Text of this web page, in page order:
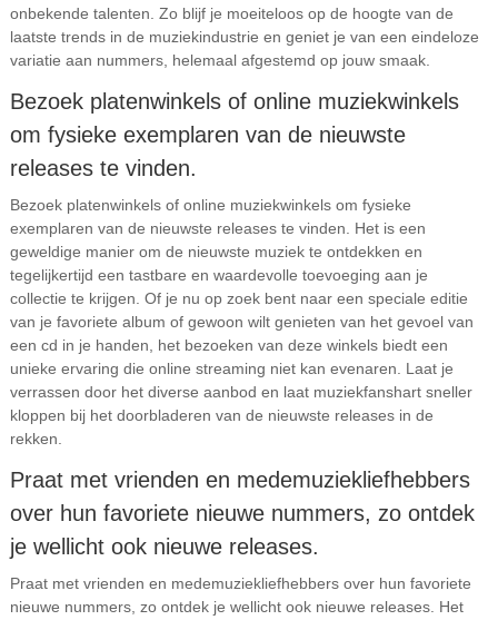
onbekende talenten. Zo blijf je moeiteloos op de hoogte van de
laatste trends in de muziekindustrie en geniet je van een eindeloze
variatie aan nummers, helemaal afgestemd op jouw smaak.
Bezoek platenwinkels of online muziekwinkels
om fysieke exemplaren van de nieuwste
releases te vinden.
Bezoek platenwinkels of online muziekwinkels om fysieke
exemplaren van de nieuwste releases te vinden. Het is een
geweldige manier om de nieuwste muziek te ontdekken en
tegelijkertijd een tastbare en waardevolle toevoeging aan je
collectie te krijgen. Of je nu op zoek bent naar een speciale editie
van je favoriete album of gewoon wilt genieten van het gevoel van
een cd in je handen, het bezoeken van deze winkels biedt een
unieke ervaring die online streaming niet kan evenaren. Laat je
verrassen door het diverse aanbod en laat muziekfanshart sneller
kloppen bij het doorbladeren van de nieuwste releases in de
rekken.
Praat met vrienden en medemuziekliefhebbers
over hun favoriete nieuwe nummers, zo ontdek
je wellicht ook nieuwe releases.
Praat met vrienden en medemuziekliefhebbers over hun favoriete
nieuwe nummers, zo ontdek je wellicht ook nieuwe releases. Het